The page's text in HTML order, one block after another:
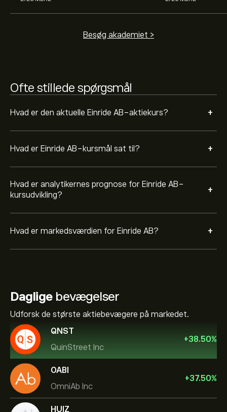
Besøg akademiet >
Ofte stillede spørgsmål
Hvad er den aktuelle Einride AB-aktiekurs? +
Hvad er Einride AB-kursmål sat til? +
Hvad er analytikernes prognose for Einride AB-
kursudvikling?
+
Hvad er markedsværdien for Einride AB? +
Markedsværdien af Einride AB er 214.83M‎$‎ USD
Dagligebevægelser
Udforsk de største aktiebevægere på markedet.
QNST
QuinStreet Inc
+38.50%
OABI
OmniAb Inc
+37.50%
HUIZ